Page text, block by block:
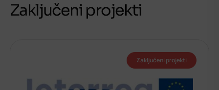
Zaključeni projekti
Zaključeni projekti